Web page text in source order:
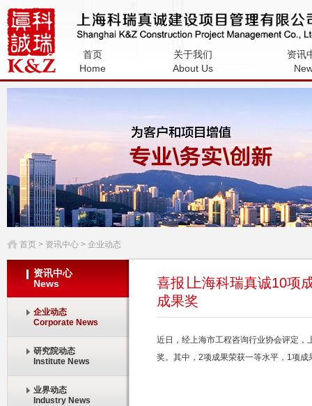
上海科瑞真诚建设项目管理有限公
司
首页
Home
关于我们
About Us
资讯
首页 > 资讯中心 > 企业动态
资讯中心
News
企业动态
Corporate News
研究院动态
Institute News
业界动态
Industry News
喜报∣上海科瑞真诚10项
成果奖
近日，经上海市工程咨询行业协会评定，
奖。其中， 2项成果荣获一等水平， 1项成